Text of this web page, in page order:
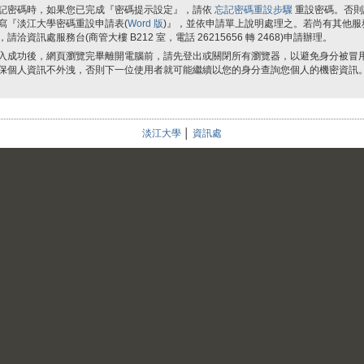
密碼時，如果您已完成『密碼提示設定』，請依 忘記密碼重設步驟 重設密碼。否
『淡江大學密碼重設申請表(Word 版)』，並依申請單上說明處理之。若尚有其他服
請洽資訊處服務台(商管大樓 B212 室，電話 26215656 轉 2468)申請辦理。
成功後，網頁瀏覽完畢離開電腦前，請先登出或關閉所有瀏覽器，以避免身分被冒
個人資訊不外洩，否則下一位使用者就可能繼續以您的身分查詢您個人的機密資訊。
淡江大學 資訊處